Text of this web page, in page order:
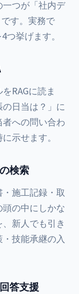
つが「社内デ
す。実務で
挙げます。
RAGに読ま
日当は？」に
への問い合わ
示せます。
検索
施工記録・取
の中にしかな
新人でも引き
技能承継の入
答支援